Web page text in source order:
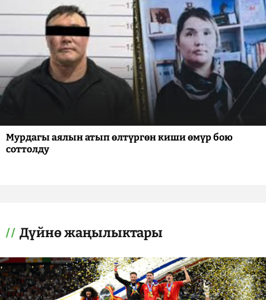
Мурдагы аялын атып өлтүргөн киши өмүр бою
соттолду
Дүйнө жаңылыктары